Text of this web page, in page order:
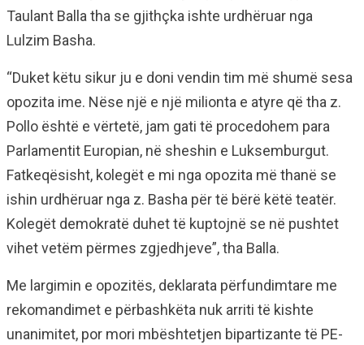
Taulant Balla tha se gjithçka ishte urdhëruar nga
Lulzim Basha.
“Duket këtu sikur ju e doni vendin tim më shumë sesa
opozita ime. Nëse një e një milionta e atyre që tha z.
Pollo është e vërtetë, jam gati të procedohem para
Parlamentit Europian, në sheshin e Luksemburgut.
Fatkeqësisht, kolegët e mi nga opozita më thanë se
ishin urdhëruar nga z. Basha për të bërë këtë teatër.
Kolegët demokratë duhet të kuptojnë se në pushtet
vihet vetëm përmes zgjedhjeve”, tha Balla.
Me largimin e opozitës, deklarata përfundimtare me
rekomandimet e përbashkëta nuk arriti të kishte
unanimitet, por mori mbështetjen bipartizante të PE-